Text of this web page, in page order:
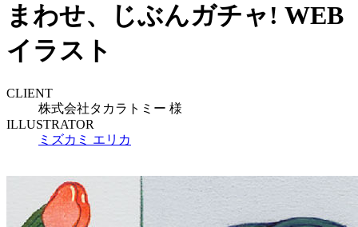
まわせ、じぶんガチャ! WEB
イラスト
CLIENT
株式会社タカラトミー 様
ILLUSTRATOR
ミズカミ エリカ